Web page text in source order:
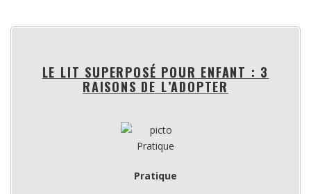
LE LIT SUPERPOSÉ POUR ENFANT : 3
RAISONS DE L’ADOPTER
Pratique